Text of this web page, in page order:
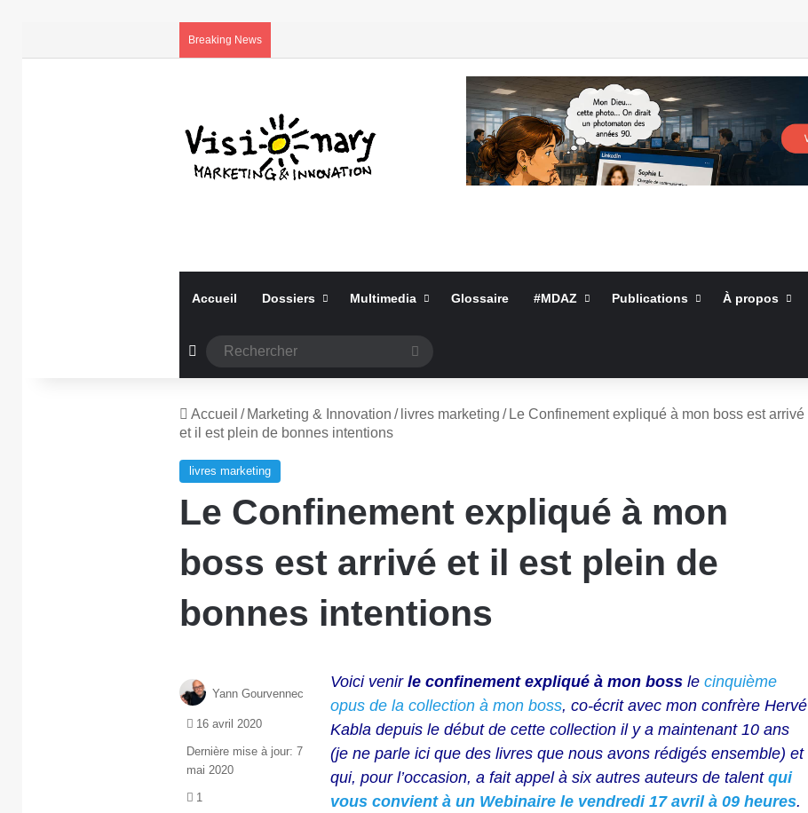
Breaking News
Accueil Dossiers Multimedia Glossaire #MDAZ Publications À propos
Article Aléatoire
Accueil / Marketing & Innovation / livres marketing / Le Confinement expliqué à mon boss est arrivé
et il est plein de bonnes intentions
livres marketing
Le Confinement expliqué à mon
boss est arrivé et il est plein de
bonnes intentions
Voici venir le confinement expliqué à mon bossle cinquième
opus de la collection à mon boss, co-écrit avec mon confrère Hervé
Kabla depuis le début de cette collection il y a maintenant 10 ans
(je ne parle ici que des livres que nous avons rédigés ensemble) et
qui, pour l’occasion, a fait appel à six autres auteurs de talent qui
vous convient à un Webinaire le vendredi 17 avril à 09 heures.
Yann Gourvennec
16 avril 2020
Dernière mise à jour: 7
mai 2020
1